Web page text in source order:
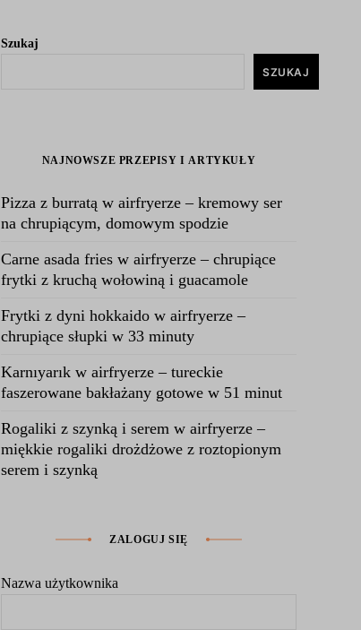
Szukaj
SZUKAJ
NAJNOWSZE PRZEPISY I ARTYKUŁY
Pizza z burratą w airfryerze – kremowy ser
na chrupiącym, domowym spodzie
Carne asada fries w airfryerze – chrupiące
frytki z kruchą wołowiną i guacamole
Frytki z dyni hokkaido w airfryerze –
chrupiące słupki w 33 minuty
Karnıyarık w airfryerze – tureckie
faszerowane bakłażany gotowe w 51 minut
Rogaliki z szynką i serem w airfryerze –
miękkie rogaliki drożdżowe z roztopionym
serem i szynką
ZALOGUJ SIĘ
Nazwa użytkownika